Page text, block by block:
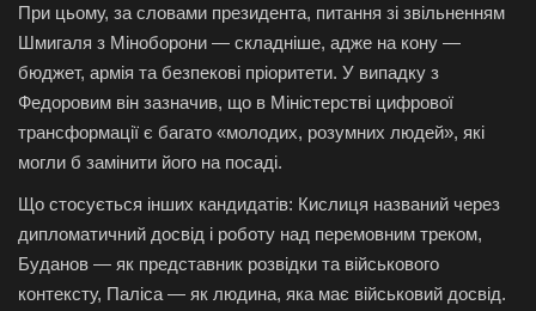
При цьому, за словами президента, питання зі звільненням
Шмигаля з Міноборони — складніше, адже на кону —
бюджет, армія та безпекові пріоритети. У випадку з
Федоровим він зазначив, що в Міністерстві цифрової
трансформації є багато «молодих, розумних людей», які
могли б замінити його на посаді.
Що стосується інших кандидатів: Кислиця названий через
дипломатичний досвід і роботу над перемовним треком,
Буданов — як представник розвідки та військового
контексту, Паліса — як людина, яка має військовий досвід.